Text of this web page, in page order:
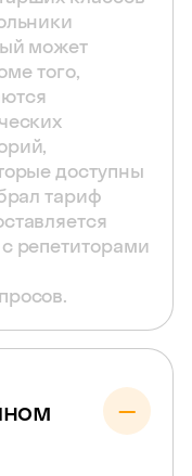
может
того,
доступны
тариф
репетиторами